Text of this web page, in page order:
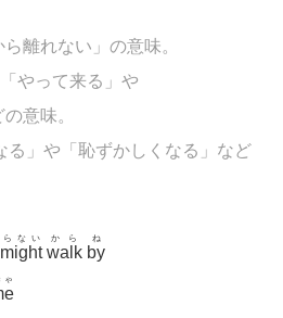
離れない」の意味。
やって来る」や
意味。
る」や「恥ずかしくなる」など
might
らない
walk
から
by
ね
ゃ